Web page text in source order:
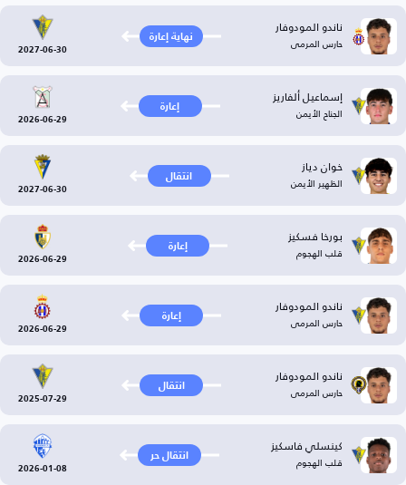
ناندو المودوفار
حارس المرمى نهاية إعارة
2027-06-30
إسماعيل ألفاريز
الجناح الأيمن إعارة
2026-06-29
خوان دياز
الظهير الأيمن انتقال
2027-06-30
بورخا فسكيز
قلب الهجوم إعارة
2026-06-29
ناندو المودوفار
حارس المرمى إعارة
2026-06-29
ناندو المودوفار
حارس المرمى انتقال
2025-07-29
كينسلي فاسكيز
قلب الهجوم انتقال حر
2026-01-08